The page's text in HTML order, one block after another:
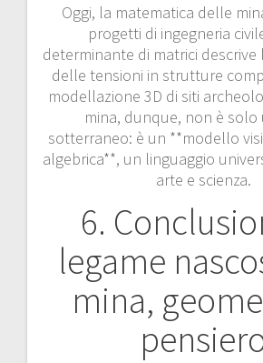
Oggi, la matematica delle
progetti di ingegneria
determinante di matrici
delle tensioni in strutture
modellazione 3D di siti
mina, dunque, non è
sotterraneo: è un **modello
algebrica**, un linguaggio
arte e scienza.
6.
legame
mina,